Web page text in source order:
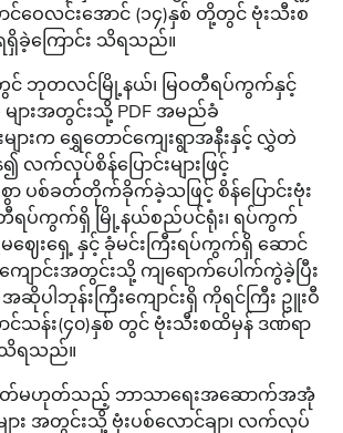
ောင်ဝေလင်းအောင် (၁၄)နှစ် တို့တွင် ဗုံးသီးစ
ရှိခဲ့ကြောင်း သိရသည်။
တွင် ဘုတလင်မြို့နယ်၊ မြဝတီရပ်ကွက်နှင့်
ျားအတွင်းသို့ PDF အမည်ခံ
ျားက ရွှေတောင်ကျေးရွာအနီးနှင့် လွှဲတဲ
လက်လုပ်စိန်ပြောင်းများဖြင့်
ာ ပစ်ခတ်တိုက်ခိုက်ခဲ့သဖြင့် စိန်ပြောင်းဗုံး
တီရပ်ကွက်ရှိ မြို့နယ်စည်ပင်ရုံး၊ ရပ်ကွက်
ဈေးရှေ့ နှင့် ခုံမင်းကြီးရပ်ကွက်ရှိ ဆောင်
ျောင်းအတွင်းသို့ ကျရောက်ပေါက်ကွဲခဲ့ပြီး
ဆိုပါဘုန်းကြီးကျောင်းရှိ ကိုရင်ကြီး ဥူးဝီ
င်သန်း(၄၀)နှစ် တွင် ဗုံးသီးစထိမှန် ဒဏ်ရာ
းသိရသည်။
တ်မဟုတ်သည့် ဘာသာရေးအဆောက်အအုံ
း အတွင်းသို့ ဗုံးပစ်လောင်ချာ၊ လက်လုပ်